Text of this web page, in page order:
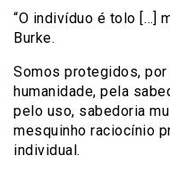
“O indivíduo é tolo […]
Burke.
Somos protegidos,
humanidade, pela
pelo uso, sabedoria
mesquinho raciocínio
individual.